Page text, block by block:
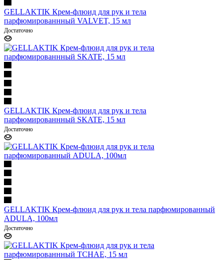
GELLAKTIK Крем-флюид для рук и тела
парфюмированнный VALVET, 15 мл
Достаточно
GELLAKTIK Крем-флюид для рук и тела
парфюмированнный SKATE, 15 мл
Достаточно
GELLAKTIK Крем-флюид для рук и тела парфюмированный
ADULA, 100мл
Достаточно